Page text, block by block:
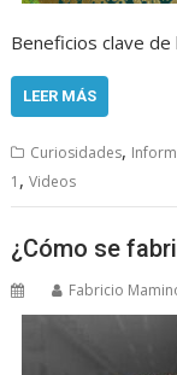
Beneficios clave
LEER MÁS
Curiosidades,
1 ,Videos
¿Cómo se
Fabricio